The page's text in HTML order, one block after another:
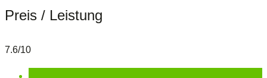
Preis / Leistung
7.6/10